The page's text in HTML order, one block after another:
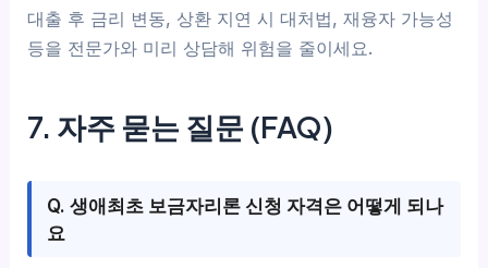
대출 후 금리 변동, 상환 지연 시 대처법, 재융자 가능성
등을 전문가와 미리 상담해 위험을 줄이세요.
7. 자주 묻는 질문 (FAQ)
Q. 생애최초 보금자리론 신청 자격은 어떻게 되나
요